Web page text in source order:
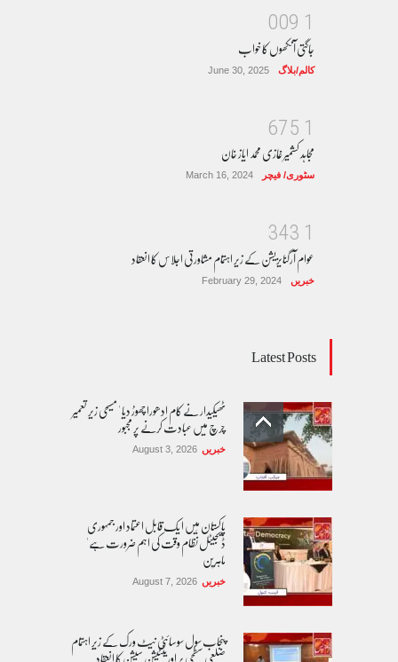
1
9
0
0
جاگتی آنکھوں کا خواب
کالم/بلاگ June 30, 2025
1
5
7
6
مجاہد کشمیر غازی محمد ایاز خان
سٹوری/ فیچر March 16, 2024
1
3
4
3
عوام آرگنایزیشن کے زیر اہتمام مشاورتی اجلاس کا انعقاد
خبریں February 29, 2024
Latest Posts
ٹھیکیدار نے کام ادھورا چھوڑ دیا ' مسیحی زیر تعمیر
چرچ میں عبادت کرنے پر مجبور
خبریں August 3, 2026
پاکستان مِیں ا یک قابل اعتماد اور جمہوری
ڈیجیٹل نظام وقت کی اہم ضرورت ہے'
ماہرین
خبریں August 7, 2026
پنجاب سول سوسائٹی نیٹ ورک کے زیرِ اہتمام